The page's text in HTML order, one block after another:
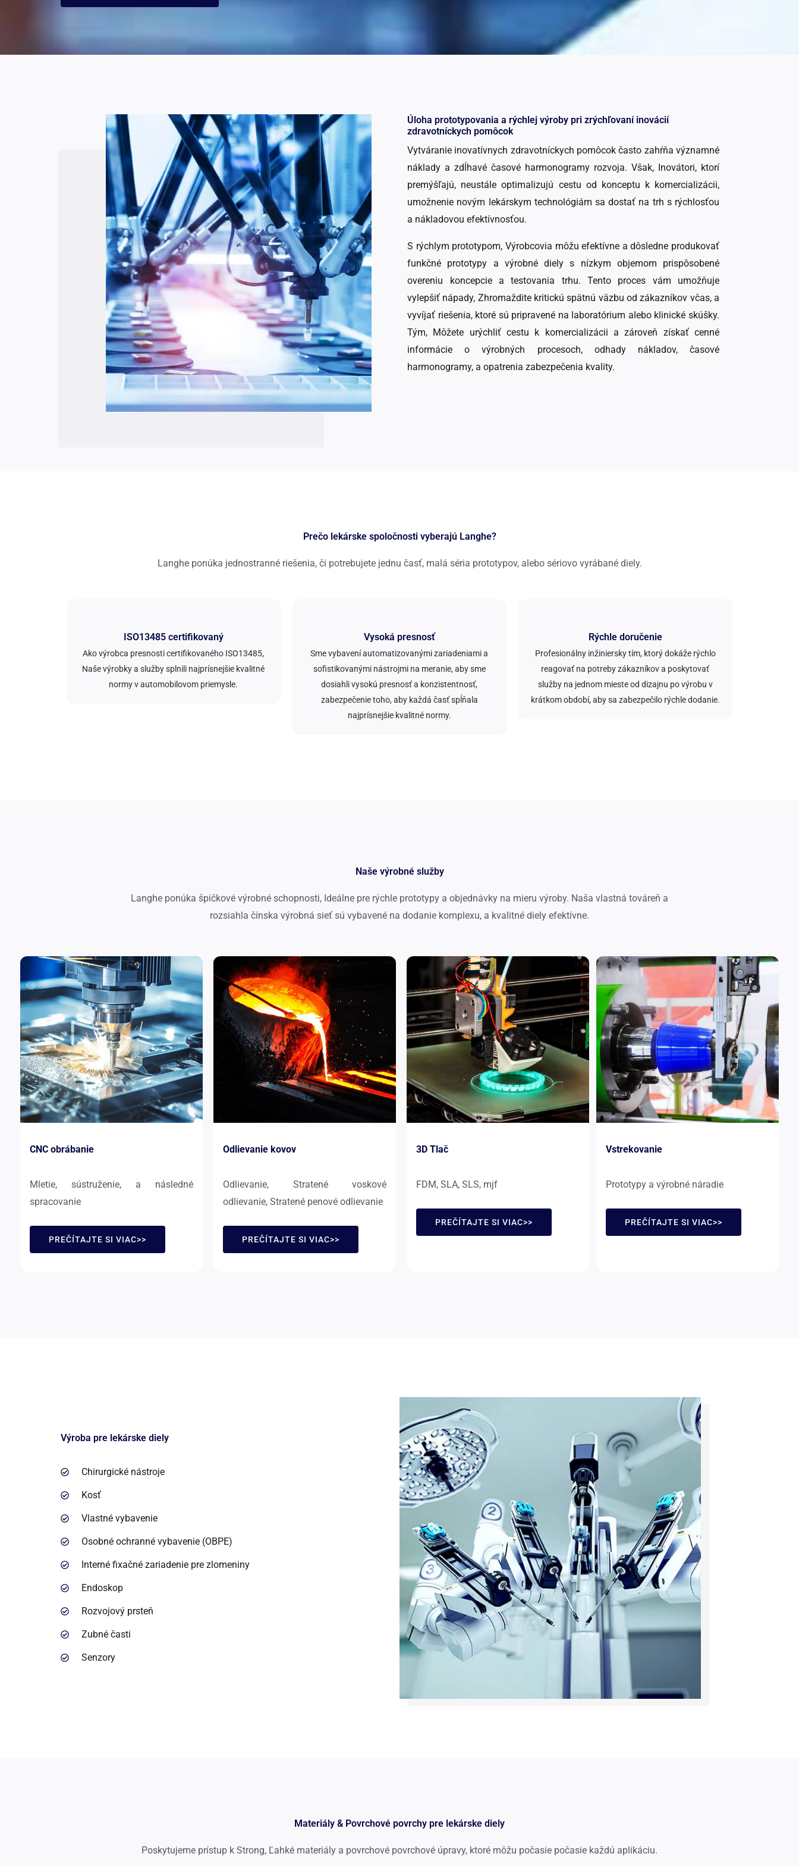
Úloha prototypovania a rýchlej výroby pri zrýchľovaní inovácií
zdravotníckych pomôcok
Vytváranie inovatívnych zdravotníckych pomôcok často zahŕňa významné
náklady a zdĺhavé časové harmonogramy rozvoja. Však, Inovátori, ktorí
premýšľajú, neustále optimalizujú cestu od konceptu k komercializácii,
umožnenie novým lekárskym technológiám sa dostať na trh s rýchlosťou
a nákladovou efektívnosťou.
S rýchlym prototypom, Výrobcovia môžu efektívne a dôsledne produkovať
funkčné prototypy a výrobné diely s nízkym objemom prispôsobené
overeniu koncepcie a testovania trhu. Tento proces vám umožňuje
vylepšiť nápady, Zhromaždite kritickú spätnú väzbu od zákazníkov včas, a
vyvíjať riešenia, ktoré sú pripravené na laboratórium alebo klinické skúšky.
Tým, Môžete urýchliť cestu k komercializácii a zároveň získať cenné
informácie o výrobných procesoch, odhady nákladov, časové
harmonogramy, a opatrenia zabezpečenia kvality.
Prečo lekárske spoločnosti vyberajú Langhe?
Langhe ponúka jednostranné riešenia, či potrebujete jednu časť, malá séria prototypov, alebo sériovo vyrábané diely.
ISO13485 certifikovaný
Ako výrobca presnosti certifikovaného ISO13485,
Naše výrobky a služby splnili najprísnejšie kvalitné
normy v automobilovom priemysle.
Vysoká presnosť
Sme vybavení automatizovanými zariadeniami a
sofistikovanými nástrojmi na meranie, aby sme
dosiahli vysokú presnosť a konzistentnosť,
zabezpečenie toho, aby každá časť spĺňala
najprísnejšie kvalitné normy.
Rýchle doručenie
Profesionálny inžiniersky tím, ktorý dokáže rýchlo
reagovať na potreby zákazníkov a poskytovať
služby na jednom mieste od dizajnu po výrobu v
krátkom období, aby sa zabezpečilo rýchle dodanie.
Naše výrobné služby
Langhe ponúka špičkové výrobné schopnosti, Ideálne pre rýchle prototypy a objednávky na mieru výroby. Naša vlastná továreň a
rozsiahla čínska výrobná sieť sú vybavené na dodanie komplexu, a kvalitné diely efektívne.
CNC obrábanie
Mletie, sústruženie, a následné
spracovanie
PREČÍTAJTE SI VIAC>>
Odlievanie kovov
Odlievanie, Stratené voskové
odlievanie, Stratené penové odlievanie
PREČÍTAJTE SI VIAC>>
3D Tlač
FDM, SLA, SLS, mjf
PREČÍTAJTE SI VIAC>>
Vstrekovanie
Prototypy a výrobné náradie
PREČÍTAJTE SI VIAC>>
Výroba pre lekárske diely
Chirurgické nástroje
Kosť
Vlastné vybavenie
Osobné ochranné vybavenie (OBPE)
Interné fixačné zariadenie pre zlomeniny
Endoskop
Rozvojový prsteň
Zubné časti
Senzory
Materiály & Povrchové povrchy pre lekárske diely
Poskytujeme prístup k Strong, Ľahké materiály a povrchové povrchové úpravy, ktoré môžu počasie počasie každú aplikáciu.